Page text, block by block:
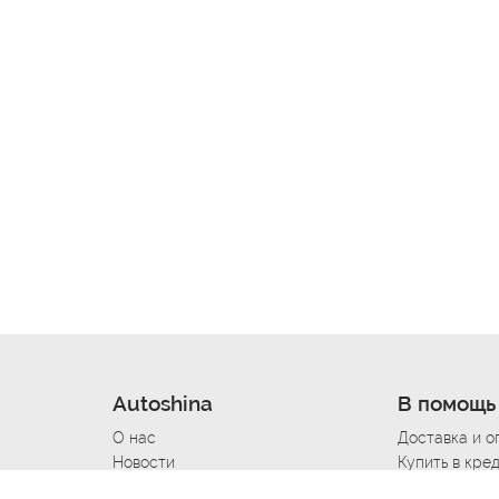
Autoshina
О нас
Новости
В помощь
Доставка и
Купить в